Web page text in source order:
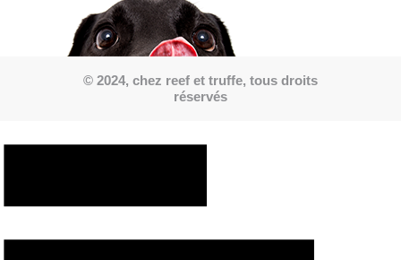
© 2024, chez reef et truffe, tous droits
réservés